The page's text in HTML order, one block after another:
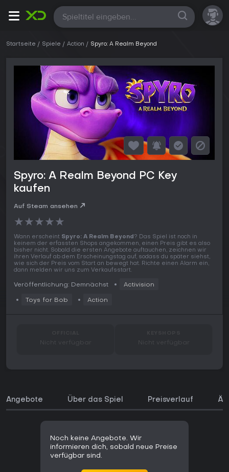
Alle
Startseite Spiele Action Spyro: A Realm Beyond
Spyro: A Realm Beyond PC Key
kaufen
Auf Steam ansehen
★★★★★
Wann erscheint Spyro: A Realm Beyond ? Das Spiel ist noch in
keinem der erfassten Shops angekommen, einen Preis gibt es also
bisher nicht. Sobald die ersten Angebote auftauchen, zeichnen wir
ihren Verlauf ab dem Erscheinungstag auf, sodass du später siehst,
wie sich der Preis vom Start an bewegt hat. Richte einen Alarm ein,
dann melden wir uns zum Verkaufsstart.
Veröffentlichung: Demnächst Activision
Toys for Bob Action
Nicht verfügbar Nicht verfügbar
Angebote Über das Spiel Preisverlauf
Noch keine Angebote. Wir
informieren dich, sobald neue Preise
verfügbar sind.